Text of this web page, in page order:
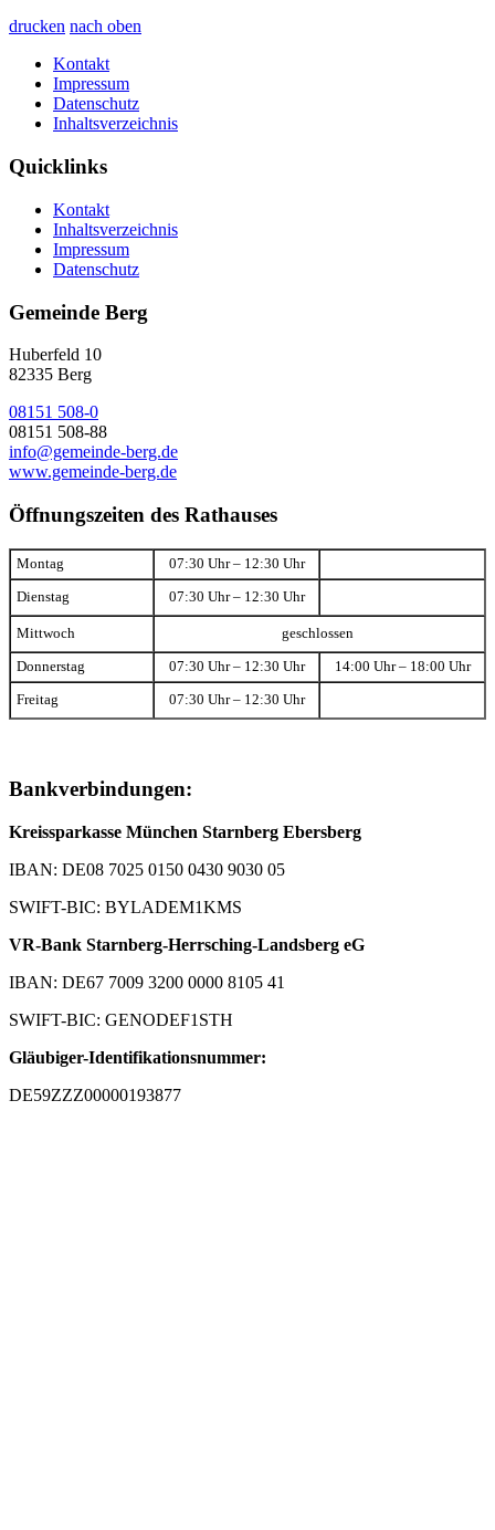
drucken nach oben
Kontakt
Impressum
Datenschutz
Inhaltsverzeichnis
Quicklinks
Kontakt
Inhaltsverzeichnis
Impressum
Datenschutz
Gemeinde Berg
Huberfeld 10
82335 Berg
08151 508-0
08151 508-88
info@gemeinde-berg.de
www.gemeinde-berg.de
Öffnungszeiten des Rathauses
Montag 07:30 Uhr – 12:30 Uhr
Dienstag 07:30 Uhr – 12:30 Uhr
Mittwoch geschlossen
Donnerstag 07:30 Uhr – 12:30 Uhr 14:00 Uhr – 18:00 Uhr
Freitag 07:30 Uhr – 12:30 Uhr
Bankverbindungen:
Kreissparkasse München Starnberg Ebersberg
IBAN: DE08 7025 0150 0430 9030 05
SWIFT-BIC: BYLADEM1KMS
VR-Bank Starnberg-Herrsching-Landsberg eG
IBAN: DE67 7009 3200 0000 8105 41
SWIFT-BIC: GENODEF1STH
Gläubiger-Identifikationsnummer:
DE59ZZZ00000193877